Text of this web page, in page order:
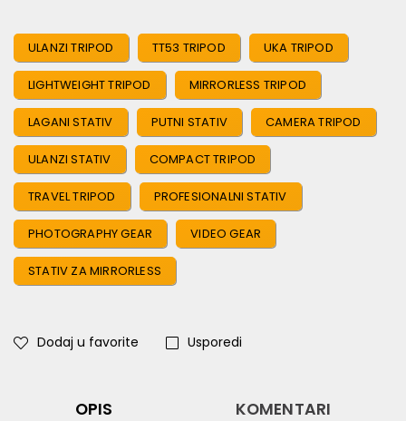
ULANZI TRIPOD TT53 TRIPOD UKA TRIPOD
LIGHTWEIGHT TRIPOD MIRRORLESS TRIPOD
LAGANI STATIV PUTNI STATIV CAMERA TRIPOD
ULANZI STATIV COMPACT TRIPOD
TRAVEL TRIPOD PROFESIONALNI STATIV
PHOTOGRAPHY GEAR VIDEO GEAR
STATIV ZA MIRRORLESS
Dodaj u favorite Usporedi
OPIS KOMENTARI